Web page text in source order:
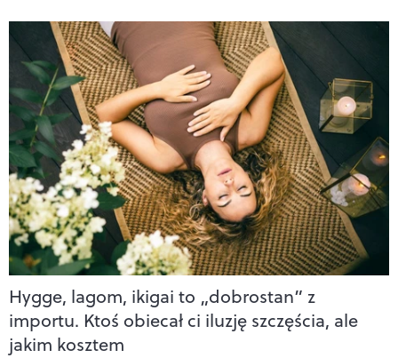
Hygge, lagom, ikigai to „dobrostan” z
importu. Ktoś obiecał ci iluzję szczęścia, ale
jakim kosztem